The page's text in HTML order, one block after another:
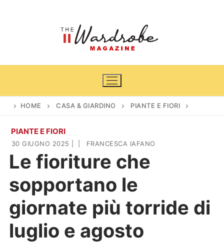
Home
News
Cinema e TV
Casa & Giardino
Arredamento
Piante e fiori
DIY
Lifestyle
HOME CASA & GIARDINO PIANTE E FIORI
PIANTE E FIORI
30 GIUGNO 2025 FRANCESCA IAFANO
Le fioriture che
sopportano le
giornate più torride di
luglio e agosto